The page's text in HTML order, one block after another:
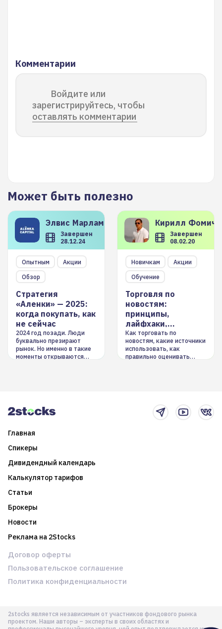
Комментарии
Войдите или
зарегистрируйтесь, чтобы
оставлять комментарии
Может быть полезно
Элвис Марламов
Завершен
28.12.24
Опытным
Акции
Обзор
Стратегия
«Аленки» — 2025:
когда покупать, как
не сейчас
2024 год позади. Люди
буквально презирают
рынок. Но именно в такие
моменты открываются
Кирилл
Завершен
08.02.20
Новичкам
Акции
Обучение
Торговля по
новостям:
принципы,
лайфхаки,
инструменты
Как торговать по
новостям, какие источники
использовать, как
правильно оценивать
Главная
Спикеры
Дивидендный календарь
Калькулятор тарифов
Статьи
Брокеры
Новости
Реклама на 2Stocks
2stocks является независимым от участников фондового рынка
проектом. Наши авторы – эксперты в своих областях и
Договор оферты
Пользовательское соглашение
Политика конфиденциальности